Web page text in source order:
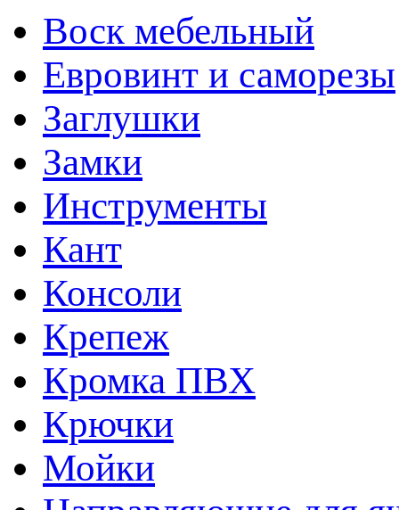
Воск мебельный
Евровинт и саморезы
Заглушки
Замки
Инструменты
Кант
Консоли
Крепеж
Кромка ПВХ
Крючки
Мойки